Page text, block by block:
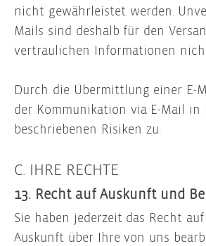
nicht gewährleistet werden.
Mails sind deshalb für den
vertraulichen Informationen
Durch die Übermittlung einer E-
der Kommunikation via E-Mail in
beschriebenen Risiken zu.
C. IHRE RECHTE
13. Recht auf Auskunft und
Sie haben jederzeit das Recht
Auskunft über Ihre von uns